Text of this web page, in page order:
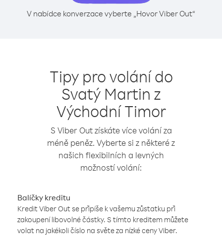
V nabídce konverzace vyberte „Hovor Viber Out“
Tipy pro volání do
Svatý Martin z
Východní Timor
S Viber Out získáte více volání za
méně peněz. Vyberte si z některé z
našich flexibilních a levných
možností volání:
Balíčky kreditu
Kredit Viber Out se připíše k vašemu zůstatku při
zakoupení libovolné částky. S tímto kreditem můžete
volat na jakékoli číslo na světe za nízké ceny Viber.